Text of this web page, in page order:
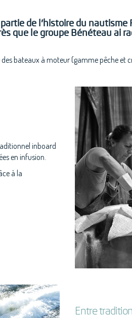
de l’histoire du
que le groupe Bénéteau ai
bateaux à moteur (gamme pêche et
inboard
en infusion.
à la
Entre